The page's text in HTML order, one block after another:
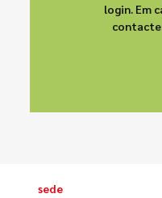
login. Em
sede